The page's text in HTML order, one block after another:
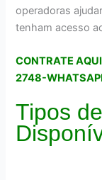
operadoras
tenham acesso
CONTRATE
2748-
Tipos